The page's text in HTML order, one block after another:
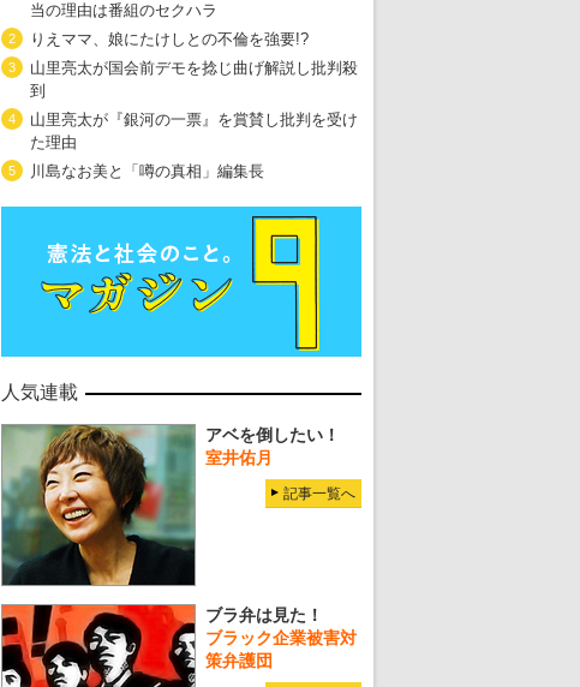
当の理由は番組のセクハラ
2 りえママ、娘にたけしとの不倫を強要!?
3
山里亮太が国会前デモを捻じ曲げ解説し批判殺
到
4
山里亮太が『銀河の一票』を賞賛し批判を受け
た理由
5 川島なお美と「噂の真相」編集長
人気連載
アベを倒したい！
室井佑月
記事一覧へ
ブラ弁は見た！
ブラック企業被害対
策弁護団